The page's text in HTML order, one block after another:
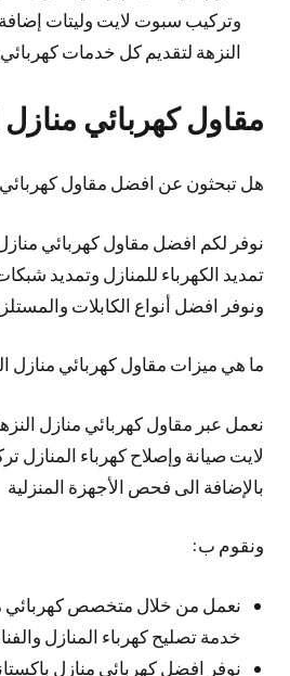
وتركيب سبوت لايت وليتات
النزهة لتقديم كل خدمات
مقاول كهربائي منازل
هل تبحثون عن افضل مقاول كهربائي
نوفر لكم افضل مقاول كهربائي
تمديد الكهرباء للمنازل وتمديد
ونوفر افضل أنواع الكابلات
ما هي ميزات مقاول كهربائي منازل
نعمل عبر مقاول كهربائي منازل
لايت صيانة وإصلاح كهرباء المنازل
بالإضافة الى فحص الأجهزة المنزلية
ونقوم ب:
نعمل من خلال متخصص كهربائي
خدمة تصليح كهرباء المنازل
نوفر افضل كهربائي منازل